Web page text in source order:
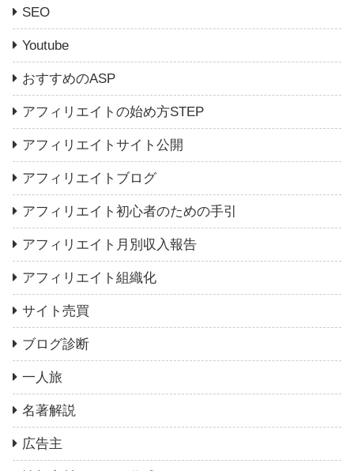
SEO
Youtube
おすすめのASP
アフィリエイトの始め方STEP
アフィリエイトサイト公開
アフィリエイトブログ
アフィリエイト初心者のための手引
アフィリエイト月別収入報告
アフィリエイト組織化
サイト売買
ブログ診断
一人旅
名著解説
広告主